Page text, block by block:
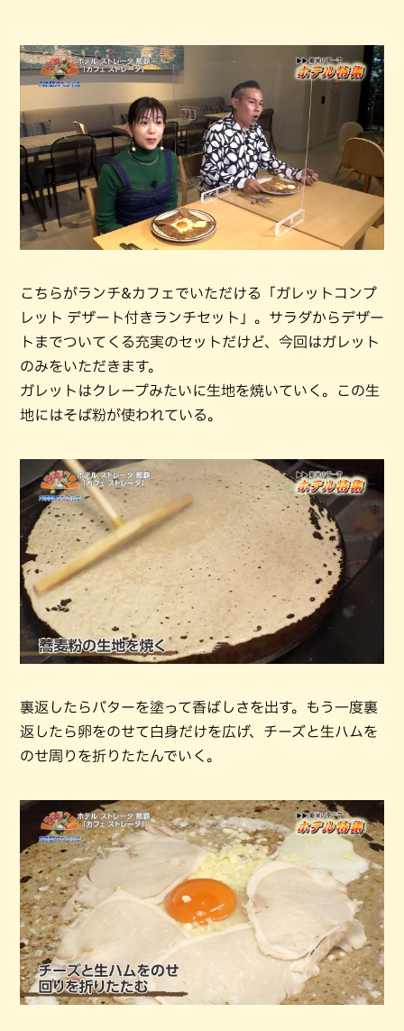
こちらがランチ&カフェでいただける「ガレットコンプ
レット デザート付きランチセット」。サラダからデザー
トまでついてくる充実のセットだけど、今回はガレット
のみをいただきます。
ガレットはクレープみたいに生地を焼いていく。この生
地にはそば粉が使われている。
裏返したらバターを塗って香ばしさを出す。もう一度裏
返したら卵をのせて白身だけを広げ、チーズと生ハムを
のせ周りを折りたたんでいく。